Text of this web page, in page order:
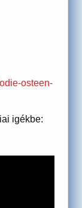
osteen-
igékbe: